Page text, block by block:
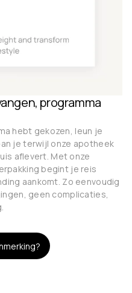
programma
hebt gekozen, leun je
je terwijl onze apotheek
aflevert. Met onze
begint je reis
aankomt. Zo eenvoudig
geen complicaties,